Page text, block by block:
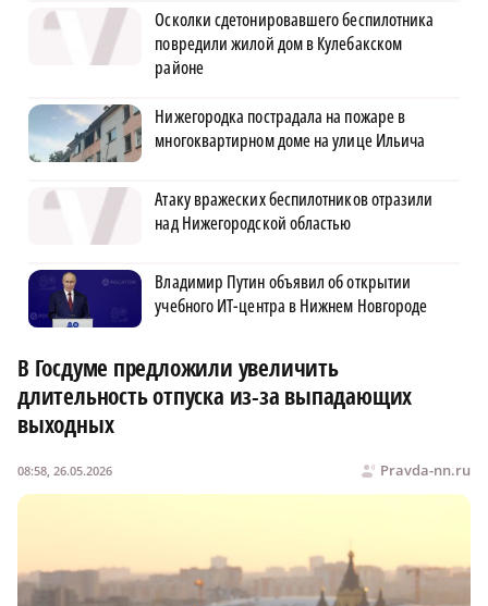
Осколки сдетонировавшего беспилотника
повредили жилой дом в Кулебакском
районе
Нижегородка пострадала на пожаре в
многоквартирном доме на улице Ильича
Атаку вражеских беспилотников отразили
над Нижегородской областью
Владимир Путин объявил об открытии
учебного ИТ-центра в Нижнем Новгороде
В Госдуме предложили увеличить
длительность отпуска из-за выпадающих
выходных
Pravda-nn.ru
08:58, 26.05.2026